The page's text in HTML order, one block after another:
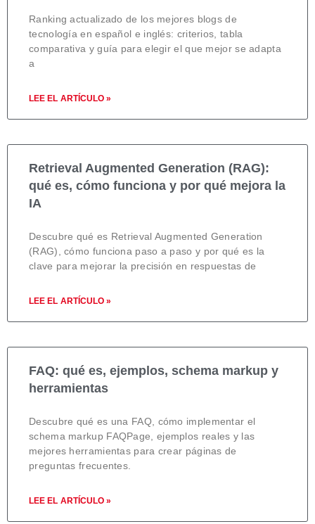
Ranking actualizado de los mejores blogs de
tecnología en español e inglés: criterios, tabla
comparativa y guía para elegir el que mejor se adapta
a
LEE EL ARTÍCULO »
Retrieval Augmented Generation (RAG):
qué es, cómo funciona y por qué mejora la
IA
Descubre qué es Retrieval Augmented Generation
(RAG), cómo funciona paso a paso y por qué es la
clave para mejorar la precisión en respuestas de
LEE EL ARTÍCULO »
FAQ: qué es, ejemplos, schema markup y
herramientas
Descubre qué es una FAQ, cómo implementar el
schema markup FAQPage, ejemplos reales y las
mejores herramientas para crear páginas de
preguntas frecuentes.
LEE EL ARTÍCULO »